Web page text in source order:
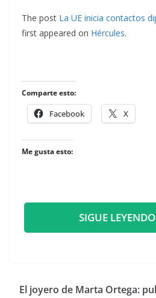
The post La UE inicia contactos
first appeared on Hércules.
Comparte esto:
Facebook X
Me gusta esto:
SIGUE LEYENDO
​El joyero de Marta Ortega: